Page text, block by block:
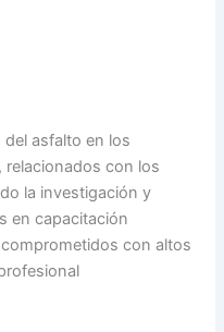
del asfalto en los
con los
la investigación y
en capacitación
con altos